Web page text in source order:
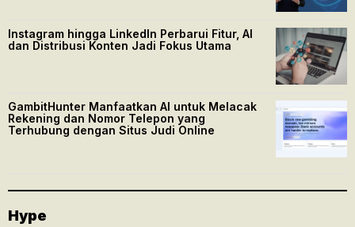
Instagram hingga LinkedIn Perbarui Fitur, AI
dan Distribusi Konten Jadi Fokus Utama
GambitHunter Manfaatkan AI untuk Melacak
Rekening dan Nomor Telepon yang
Terhubung dengan Situs Judi Online
Hype